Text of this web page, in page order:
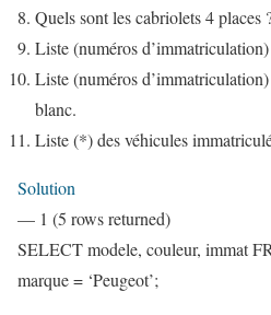
Quels sont les cabriolets 4 places
Liste (numéros
Liste (numéros
blanc.
Liste (*) des véhicules
Solution
— 1 (5 rows returned)
SELECT modele, couleur, immat
marque = ‘Peugeot’;